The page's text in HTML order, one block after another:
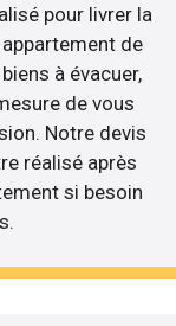
pour livrer la
de
à évacuer,
de vous
Notre devis
réalisé après
si besoin